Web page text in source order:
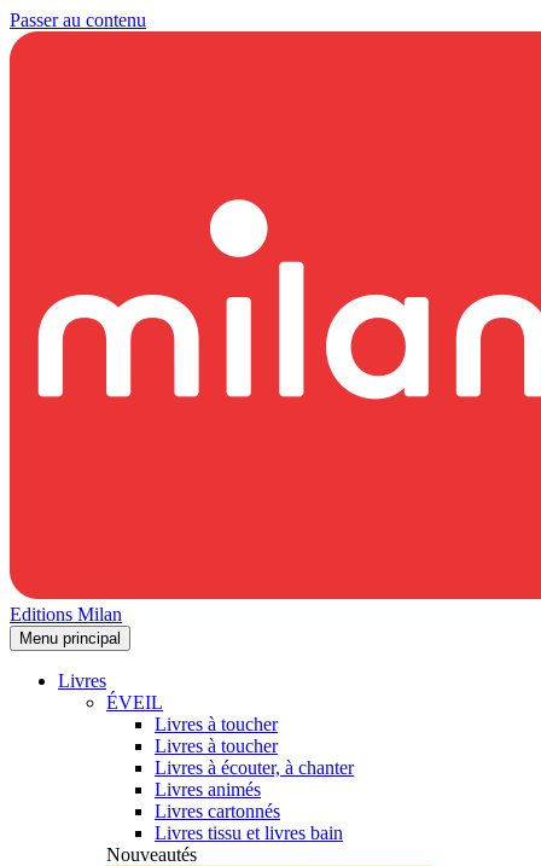
Passer au contenu
Editions Milan
Menu principal
Livres
ÉVEIL
Livres à toucher
Livres à toucher
Livres à écouter, à chanter
Livres animés
Livres cartonnés
Livres tissu et livres bain
Nouveautés